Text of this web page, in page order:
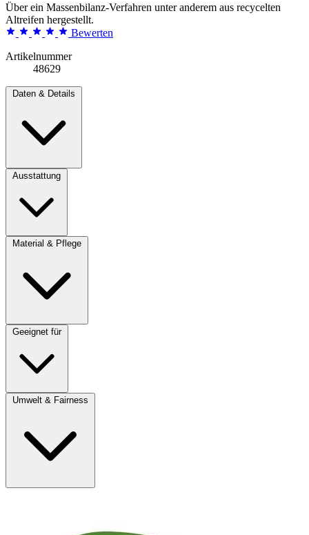
Über ein Massenbilanz-Verfahren unter anderem aus recycelten
Altreifen hergestellt.
Bewerten
Artikelnummer
48629
Daten & Details
Ausstattung
Material & Pflege
Geeignet für
Umwelt & Fairness